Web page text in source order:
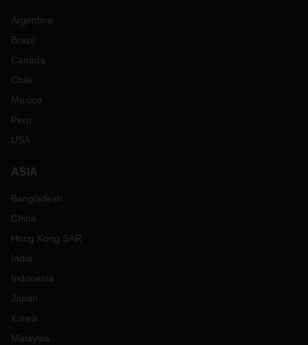
Argentina
Brazil
Canada
Chile
Mexico
Peru
USA
ASIA
Bangladesh
China
Hong Kong SAR
India
Indonesia
Japan
Korea
Malaysia